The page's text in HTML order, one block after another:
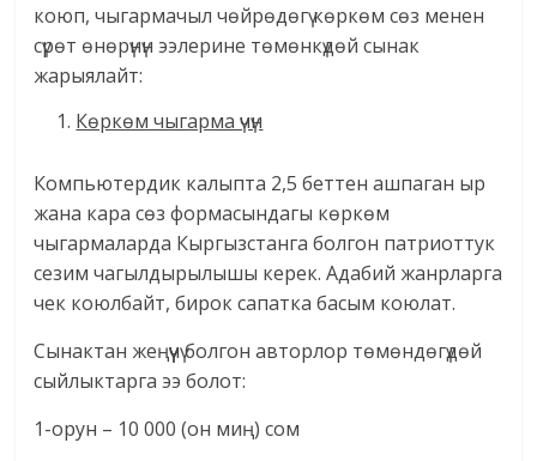
коюп, чыгармачыл чөйрөдөгү көркөм сөз менен
сүрөт өнөрүнүн ээлерине төмөнкүдөй сынак
жарыялайт:
Көркөм чыгарма үчүн
Компьютердик калыпта 2,5 беттен ашпаган ыр
жана кара сөз формасындагы көркөм
чыгармаларда Кыргызстанга болгон патриоттук
сезим чагылдырылышы керек. Адабий жанрларга
чек коюлбайт, бирок сапатка басым коюлат.
Сынактан жеңүүчү болгон авторлор төмөндөгүдөй
сыйлыктарга ээ болот:
1-орун – 10 000 (он миң) сом